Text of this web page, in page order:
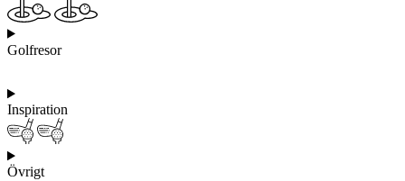
Golfresor
Inspiration
Övrigt